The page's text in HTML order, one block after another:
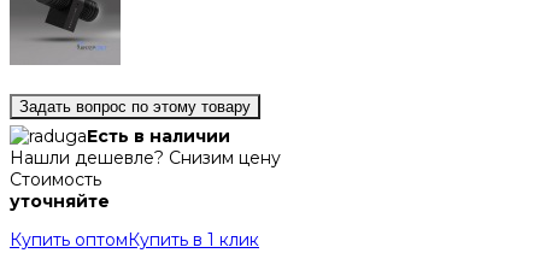
Задать вопрос по этому товару
Есть в наличии
Нашли дешевле? Снизим цену
Стоимость
уточняйте
Купить оптом Купить в 1 клик